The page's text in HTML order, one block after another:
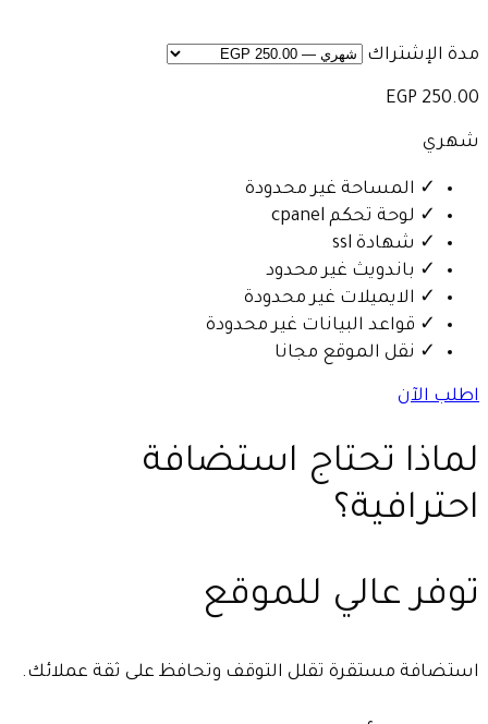
مدة الإشتراك
250.00 EGP
شهري
✓ المساحة غير محدودة
✓ لوحة تحكم cpanel
✓ شهادة ssl
✓ باندويث غير محدود
✓ الايميلات غير محدودة
✓ قواعد البيانات غير محدودة
✓ نقل الموقع مجانا
اطلب الآن
لماذا تحتاج استضافة
احترافية؟
توفر عالي للموقع
استضافة مستقرة تقلل التوقف وتحافظ على ثقة عملائك.